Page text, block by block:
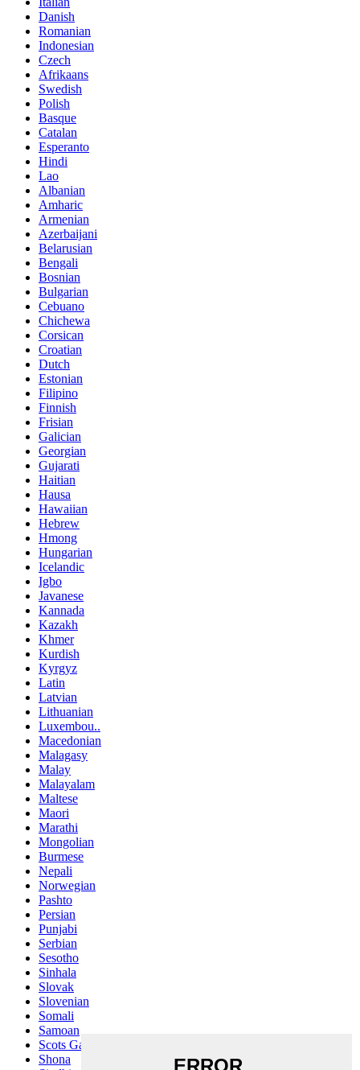
Danish
Romanian
Indonesian
Czech
Afrikaans
Swedish
Polish
Basque
Catalan
Esperanto
Hindi
Lao
Albanian
Amharic
Armenian
Azerbaijani
Belarusian
Bengali
Bosnian
Bulgarian
Cebuano
Chichewa
Corsican
Croatian
Dutch
Estonian
Filipino
Finnish
Frisian
Galician
Georgian
Gujarati
Haitian
Hausa
Hawaiian
Hebrew
Hmong
Hungarian
Icelandic
Igbo
Javanese
Kannada
Kazakh
Khmer
Kurdish
Kyrgyz
Latin
Latvian
Lithuanian
Luxembou..
Macedonian
Malagasy
Malay
Malayalam
Maltese
Maori
Marathi
Mongolian
Burmese
Nepali
Norwegian
Pashto
Persian
Punjabi
Serbian
Sesotho
Sinhala
Slovak
Slovenian
Somali
Samoan
Scots Gaelic
Shona